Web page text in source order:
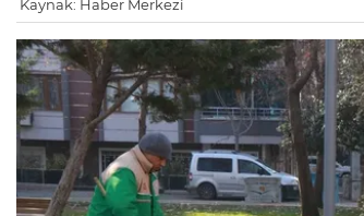
Kaynak: Haber Merkezi